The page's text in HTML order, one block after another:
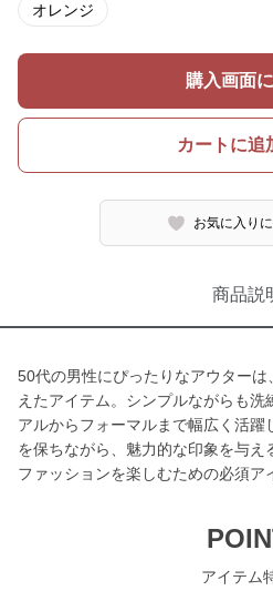
オレンジ
購入画面
カートに追
お気に入り
商品説
50代の男性にぴったりなアウター
えたアイテム。シンプルながらも洗
アルからフォーマルまで幅広く活躍
を保ちながら、魅力的な印象を与え
ファッションを楽しむための必須ア
アイテム